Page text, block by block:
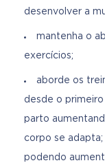
desenvolver a
mantenha o
exercícios;
aborde os
desde o
parto
corpo se adapta;
podendo